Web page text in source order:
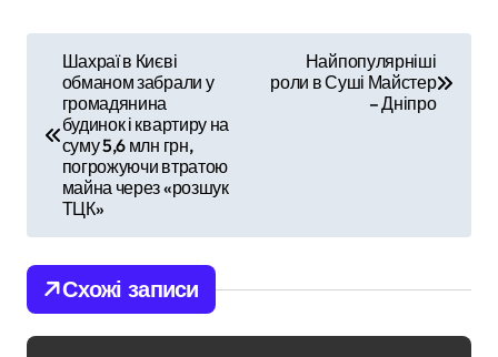
в
г
а
ц
Шахраї в Києві
обманом забрали у
громадянина
будинок і квартиру на
суму 5,6 млн грн,
погрожуючи втратою
майна через «розшук
ТЦК»
Найпопулярніші
роли в Суші Майстер
– Дніпро
Схожі записи